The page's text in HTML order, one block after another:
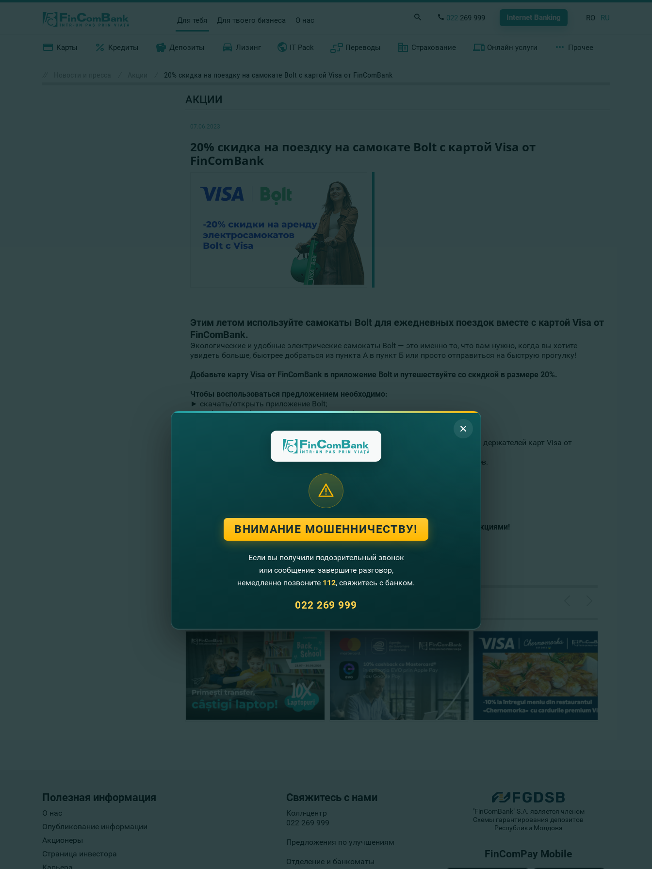
Для тебя Для твоего бизнеса О нас 022 269 999 Internet Banking RO RU
Карты Кредиты Депозиты Лизинг IT Pack Переводы Страхование Онлайн услуги Прочее
20% скидка на поездку на самокате Bolt с картой Visa от FinComBank
АКЦИИ
07.06.2023
20% скидка на поездку на самокате Bolt с картой Visa от
FinComBank
Этим летом используйте самокаты Bolt для ежедневных поездок вместе с картой Visa от
FinComBank.
Экологические и удобные электрические самокаты Bolt — это именно то, что вам нужно, когда вы хотите
увидеть больше, быстрее добраться из пункта А в пункт Б или просто отправиться на быструю прогулку!
Добавьте карту Visa от FinComBank в приложение Bolt и путешествуйте со скидкой в размере 20%.
Чтобы воспользоваться предложением необходимо:
► скачать/открыть приложение Bolt;
► добавить любую карту Visa в кошелек Bolt;
Предложение действует с 1 апреля 2023 года по 31 декабря 2023 года для всех держателей карт Visa от
Вы можете воспользоваться предложением исключительно только в г. Кишинев.
Удачной вам поездки и ярких впечатлений!
Выберите наиболее подходящую для вас карту Visa
С FinComBank и Visa наслаждайтесь по-настоящему эксклюзивными промо-акциями!
подробности о промо-акци
Для более подробной информации просим позвонить нам по телефону:
www.fincombank.cоm
Другие новости
Полезная информация
О нас
Опубликование информации
Акционеры
Страница инвестора
Свяжитесь с нами
Колл-центр
022 269 999
Предложения по улучшениям
Отделение и банкоматы
"FinComBank" S.A. является членом
Схемы гарантирования депозитов
Республики Молдова
FinComPay Mobile
ВНИМАНИЕ МОШЕННИЧЕСТВУ!
Если вы получили подозрительный звонок
или сообщение: завершите разговор,
немедленно позвоните 112, свяжитесь с банком.
022 269 999